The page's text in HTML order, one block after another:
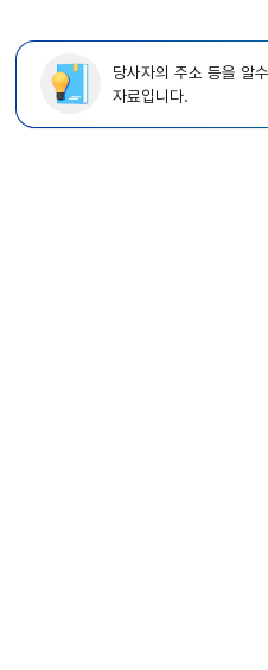
당사자의 주소 등을 알
자료입니다.